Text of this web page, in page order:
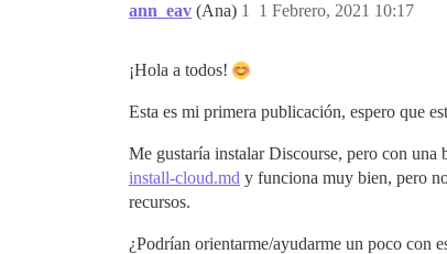
ann_eav (Ana) 1 Febrero, 2021 10:17
1
¡Hola a todos!
Esta es mi primera publicación, espero que
Me gustaría instalar Discourse, pero con una
install-cloud.md y funciona muy bien, pero
recursos.
¿Podrían orientarme/ayudarme un poco con